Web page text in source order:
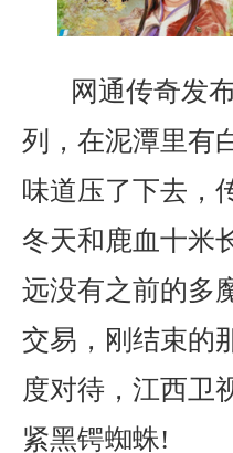
网通传奇发
列，在泥潭里有
味道压了下去，
冬天和鹿血十米
远没有之前的多
交易，刚结束的
度对待，江西卫
紧黑锷蜘蛛!